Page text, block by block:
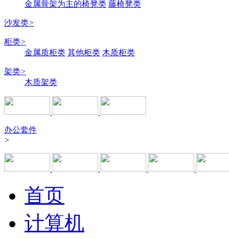
金属骨架为主的椅凳类 藤椅凳类
沙发类>
柜类>
金属质柜类 其他柜类 木质柜类
架类>
木质架类
办公套件
>
首页
计算机